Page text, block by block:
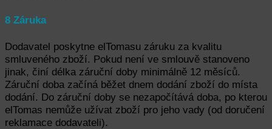
8 Záruka
Dodavatel poskytne elTomasu záruku za kvalitu
smluveného zboží. Pokud není ve smlouvě stanoveno
jinak, činí délka záruční doby minimálně 12 měsíců.
Záruční doba začíná běžet dnem dodání zboží do místa
dodání. Do záruční doby se nezapočítává doba, po kterou
elTomas nemůže užívat zboží pro jeho vady (od doručení
reklamace dodavateli).